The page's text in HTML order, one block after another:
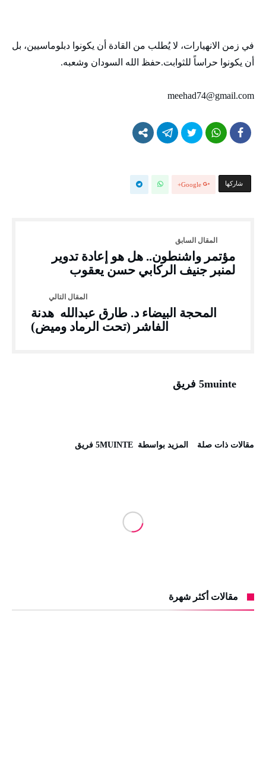
في زمن الانهيارات، لا يُطلب من القادة أن يكونوا دبلوماسيين، بل
أن يكونوا حراساً للثوابت.حفظ الله السودان وشعبه.
meehad74@gmail.com
‫‫ شاركها‬ Google+
مؤتمر واشنطون.. هل هو إعادة تدوير
لمنبر جنيف الركابي حسن يعقوب
المحجة البيضاء د. طارق عبدالله هدنة
الفاشر (تحت الرماد وميض)
5muinte فريق
‫مقالات ذات صلة‬ ‫‫المزيد بواسطة‬ ‬ 5MUINTE فريق
مقالات أكثر شهرة